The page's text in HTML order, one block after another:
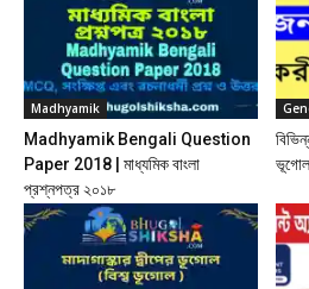
Madhyamik
Madhyamik Bengali Question
Paper 2018 | মাধ্যমিক বাংলা
প্রশ্নপত্র ২০১৮